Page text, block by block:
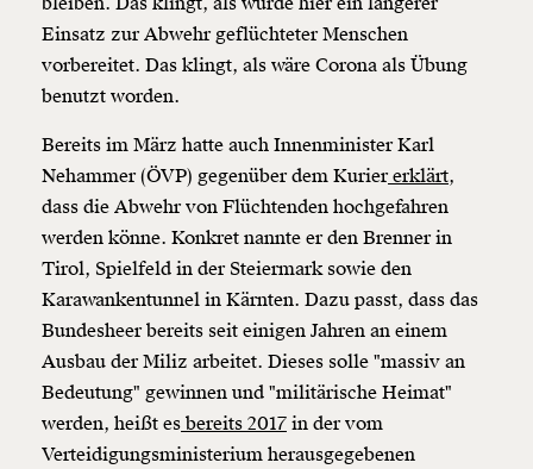
Einsatz zur Abwehr geflüchteter Menschen
vorbereitet. Das klingt, als wäre Corona als Übung
benutzt worden.
Bereits im März hatte auch Innenminister Karl
Nehammer (ÖVP) gegenüber dem Kuriererklärt,
dass die Abwehr von Flüchtenden hochgefahren
werden könne. Konkret nannte er den Brenner in
Tirol, Spielfeld in der Steiermark sowie den
Karawankentunnel in Kärnten. Dazu passt, dass das
Bundesheer bereits seit einigen Jahren an einem
Ausbau der Miliz arbeitet. Dieses solle "massiv an
Bedeutung" gewinnen und "militärische Heimat"
werden, heißt es bereits 2017 in der vom
Verteidigungsministerium herausgegebenen